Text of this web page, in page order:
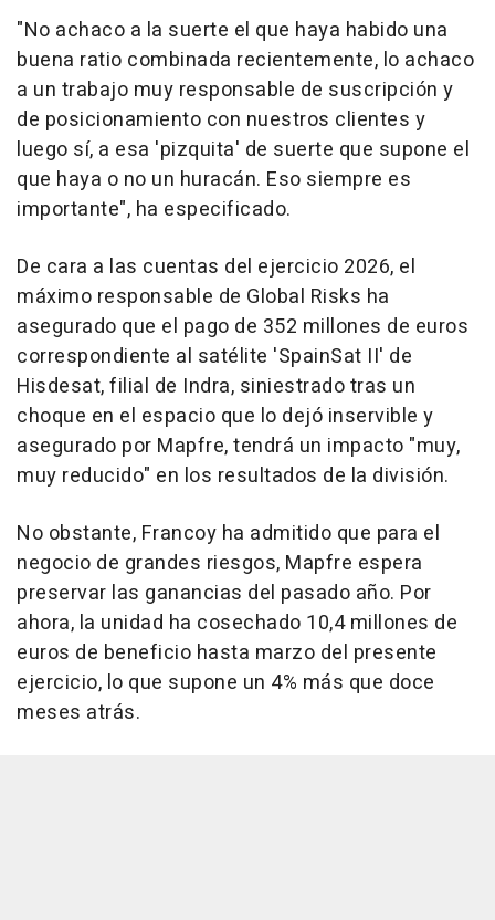
"No achaco a la suerte el que haya habido una
buena ratio combinada recientemente, lo achaco
a un trabajo muy responsable de suscripción y
de posicionamiento con nuestros clientes y
luego sí, a esa 'pizquita' de suerte que supone el
que haya o no un huracán. Eso siempre es
importante", ha especificado.
De cara a las cuentas del ejercicio 2026, el
máximo responsable de Global Risks ha
asegurado que el pago de 352 millones de euros
correspondiente al satélite 'SpainSat II' de
Hisdesat, filial de Indra, siniestrado tras un
choque en el espacio que lo dejó inservible y
asegurado por Mapfre, tendrá un impacto "muy,
muy reducido" en los resultados de la división.
No obstante, Francoy ha admitido que para el
negocio de grandes riesgos, Mapfre espera
preservar las ganancias del pasado año. Por
ahora, la unidad ha cosechado 10,4 millones de
euros de beneficio hasta marzo del presente
ejercicio, lo que supone un 4% más que doce
meses atrás.